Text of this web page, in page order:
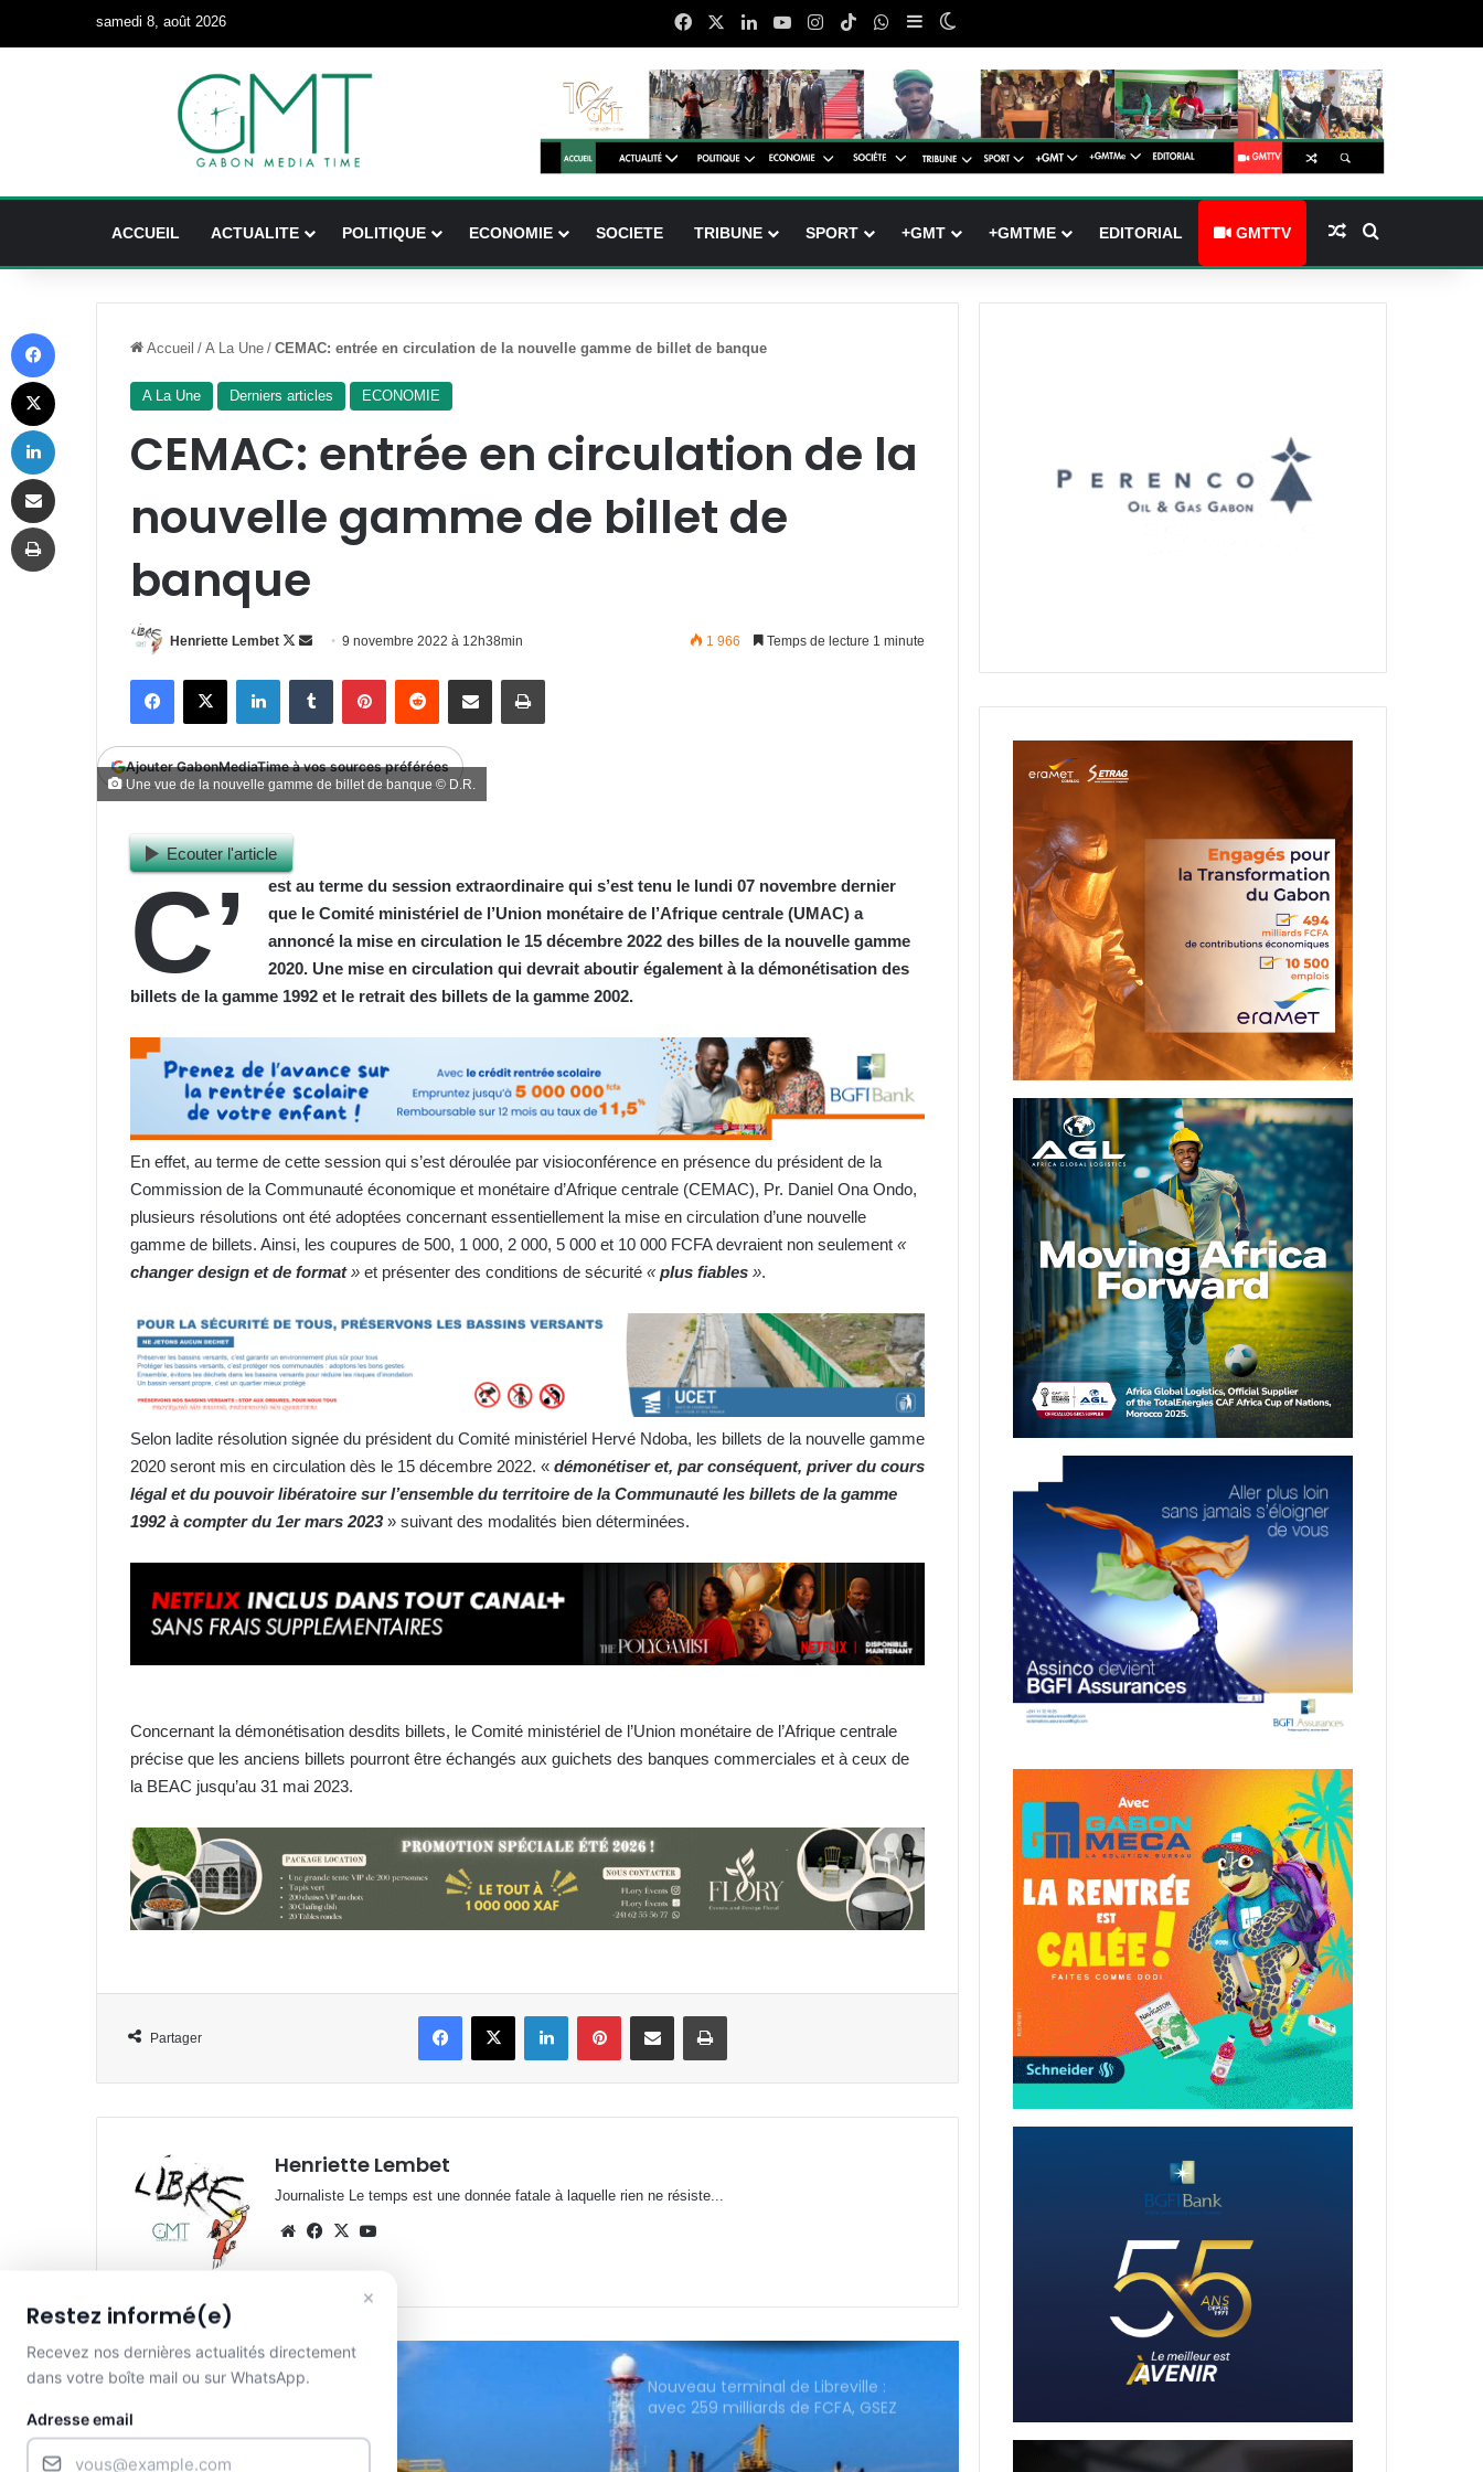
samedi 8, août 2026 FacebookLinkedinYouTubeInstagram
TikTokWhatsApp
Sidebar (barre latérale)
Switch skin
ACCUEIL ACTUALITE POLITIQUE ECONOMIE SOCIETE TRIBUNE SPORT +GMT +GMTME EDITORIAL GMTTV Article Aléatoire
Accueil / A La Une / CEMAC: entrée en circulation de la nouvelle gamme de billet de banque
A La Une Derniers articles ECONOMIE
CEMAC: entrée en circulation de la
nouvelle gamme de billet de
banque
Henriette Lembet
Follow
Envoyer
courriel
9 novembre 2022 à 12h38min 1 966 Temps de lecture 1 minute
FacebookX LinkedinTumblr PinterestReddit Partager par email Imprimer
Ajouter GabonMediaTime à vos sources préférées
Une vue de la nouvelle gamme de billet de banque © D.R.
Ecouter l'article
C’
est au terme du session extraordinaire qui s’est tenu le lundi 07 novembre dernier
que le Comité ministériel de l’Union monétaire de l’Afrique centrale (UMAC) a
annoncé la mise en circulation le 15 décembre 2022 des billes de la nouvelle gamme
2020. Une mise en circulation qui devrait aboutir également à la démonétisation des
billets de la gamme 1992 et le retrait des billets de la gamme 2002.
En effet, au terme de cette session qui s’est déroulée par visioconférence en présence du président de la
Commission de la Communauté économique et monétaire d’Afrique centrale (CEMAC), Pr. Daniel Ona Ondo,
plusieurs résolutions ont été adoptées concernant essentiellement la mise en circulation d’une nouvelle
gamme de billets. Ainsi, les coupures de 500, 1 000, 2 000, 5 000 et 10 000 FCFA devraient non seulement «
changer design et de format» et présenter des conditions de sécurité «plus fiables ».
Selon ladite résolution signée du président du Comité ministériel Hervé Ndoba, les billets de la nouvelle gamme
2020 seront mis en circulation dès le 15 décembre 2022. « démonétiser et, par conséquent, priver du cours
légal et du pouvoir libératoire sur l’ensemble du territoire de la Communauté les billets de la gamme
1992 à compter du 1er mars 2023» suivant des modalités bien déterminées.
Concernant la démonétisation desdits billets, le Comité ministériel de l’Union monétaire de l’Afrique centrale
précise que les anciens billets pourront être échangés aux guichets des banques commerciales et à ceux de
la BEAC jusqu’au 31 mai 2023.
Partager
FacebookX LinkedinPinterestPartager par email Imprimer
Henriette Lembet
Journaliste Le temps est une donnée fatale à laquelle rien ne résiste...
WebsiteFacebook
X
Lire le suivant
jusqu’au 31 août
Libreville : plus d’une tonne de
cannabis saisie
professionnelles
Affaire Bilie-By-Nze : EPG demande
Cybersécurité : la SEEG révèle avoir
perdu près de 95 % de ses
avec 259 milliards de FCFA, GSEZ
chère de la sous-région ?
VAALCO Energy : un chiffre
d’affaires en hausse de 40 au
2ème trimestre 2026
×
Restez informé(e)
Recevez nos dernières actualités directement
dans votre boîte mail ou sur WhatsApp.
Adresse email